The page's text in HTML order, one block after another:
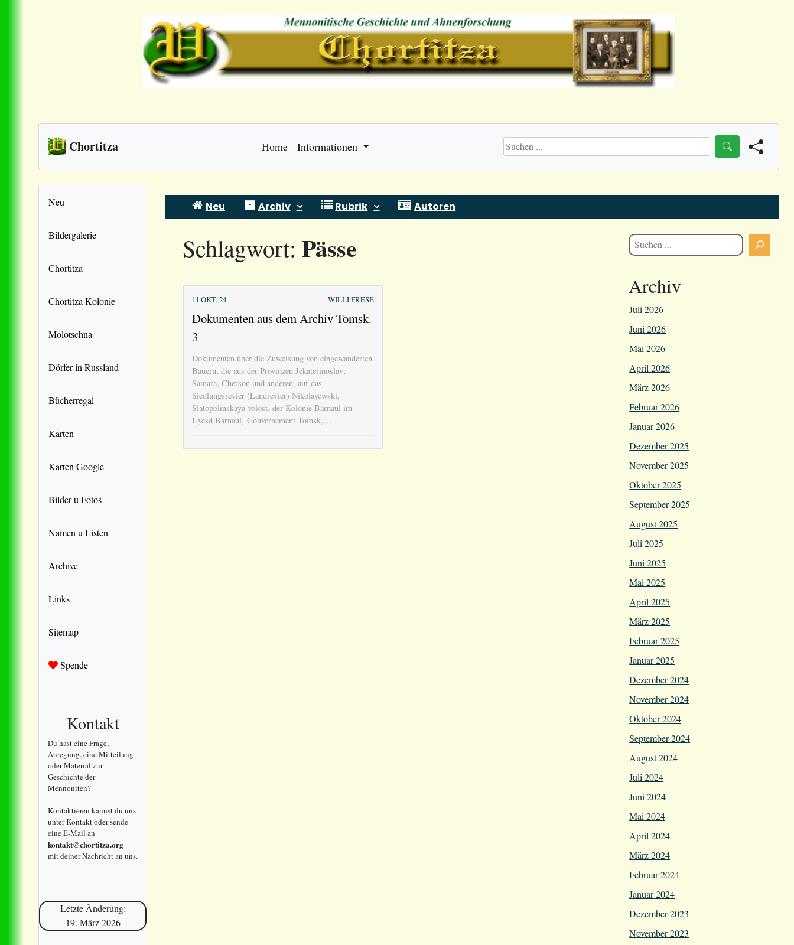
Chortitza Home Informationen
Neu
Bildergalerie
Chortitza
Chortitza Kolonie
Molotschna
Dörfer in Russland
Bücherregal
Karten
Karten Google
Bilder u Fotos
Namen u Listen
Archive
Links
Sitemap
Spende
Kontakt
Du hast eine Frage,
Anregung, eine Mitteilung
oder Material zur
Geschichte der
Mennoniten?
Kontaktieren kannst du uns
unter Kontakt oder sende
eine E-Mail an
kontakt@chortitza.org
mit deiner Nachricht an uns.
Letzte Änderung:
19. März 2026
Skip
content
Neu Archiv Rubrik Autoren
Schlagwort: Pässe
11 OKT. 24 WILLI FRESE
Dokumenten aus dem Archiv Tomsk.
3
Dokumenten über die Zuweisung von eingewanderten
Bauern, die aus der Provinzen Jekaterinoslav;
Samara, Cherson und anderen, auf das
Siedlungsrevier (Landrevier) Nikolayewski,
Slatopolinskaya volost, der Kolonie Barnaul im
Uyesd Barnaul, Gouvernement Tomsk,…
Archiv
Juli 2026
Juni 2026
Mai 2026
April 2026
März 2026
Februar 2026
Januar 2026
Dezember 2025
November 2025
Oktober 2025
September 2025
August 2025
Juli 2025
Juni 2025
Mai 2025
April 2025
März 2025
Februar 2025
Januar 2025
Dezember 2024
November 2024
Oktober 2024
September 2024
August 2024
Juli 2024
Juni 2024
Mai 2024
April 2024
März 2024
Februar 2024
Januar 2024
Dezember 2023
November 2023